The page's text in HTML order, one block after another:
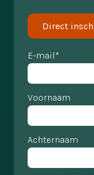
Direct
E-mail*
Voornaam
Achternaam